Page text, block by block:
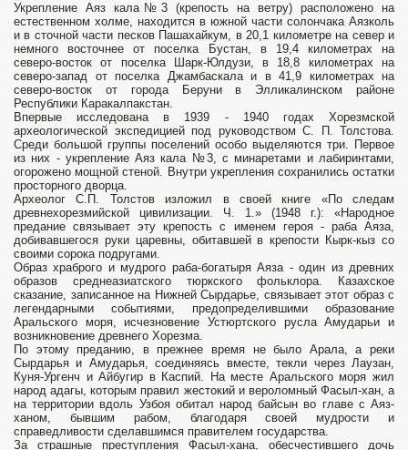
Укрепление Аяз кала№3 (крепость на ветру) расположено на
естественном холме, находится в южной части солончака Аязколь
и в сточной части песков Пашахайкум, в 20,1 километре на север и
немного восточнее от поселка Бустан, в 19,4 километрах на
северо-восток от поселка Шарк-Юлдузи, в 18,8 километрах на
северо-запад от поселка Джамбаскала и в 41,9 километрах на
северо-восток от города Беруни в Элликалинском районе
Республики Каракалпакстан.
Впервые исследована в 1939 - 1940 годах Хорезмской
археологической экспедицией под руководством С. П. Толстова.
Среди большой группы поселений особо выделяются три. Первое
из них - укрепление Аяз кала №3, с минаретами и лабиринтами,
огорожено мощной стеной. Внутри укрепления сохранились остатки
просторного дворца.
Археолог С.П. Толстов изложил в своей книге «По следам
древнехорезмийской цивилизации. Ч. 1.» (1948 г.): «Народное
предание связывает эту крепость с именем героя - раба Аяза,
добивавшегося руки царевны, обитавшей в крепости Кырк-кыз со
своими сорока подругами.
Образ храброго и мудрого раба-богатыря Аяза - один из древних
образов среднеазиатского тюркского фольклора. Казахское
сказание, записанное на Нижней Сырдарье, связывает этот образ с
легендарными событиями, предопределившими образование
Аральского моря, исчезновение Устюртского русла Амударьи и
возникновение древнего Хорезма.
По этому преданию, в прежнее время не было Арала, а реки
Сырдарья и Амударья, соединяясь вместе, текли через Лаузан,
Куня-Ургенч и Айбугир в Каспий. На месте Аральского моря жил
народ адагы, которым правил жестокий и вероломный Фасыл-хан, а
на территории вдоль Узбоя обитал народ байсын во главе с Аяз-
ханом, бывшим рабом, благодаря своей мудрости и
справедливости сделавшимся правителем государства.
За страшные преступления Фасыл-хана, обесчестившего дочь